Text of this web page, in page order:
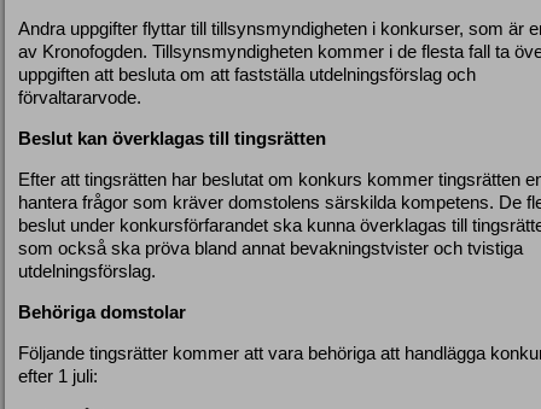
Andra uppgifter flyttar till tillsynsmyndigheten i konkurser, som är
av Kronofogden. Tillsynsmyndigheten kommer i de flesta fall ta
uppgiften att besluta om att fastställa utdelningsförslag och
förvaltararvode.
Beslut kan överklagas till tingsrätten
Efter att tingsrätten har beslutat om konkurs kommer tingsrätten
hantera frågor som kräver domstolens särskilda kompetens. De
beslut under konkursförfarandet ska kunna överklagas till
som också ska pröva bland annat bevakningstvister och tvistiga
utdelningsförslag.
Behöriga domstolar
Följande tingsrätter kommer att vara behöriga att handlägga
efter 1 juli: